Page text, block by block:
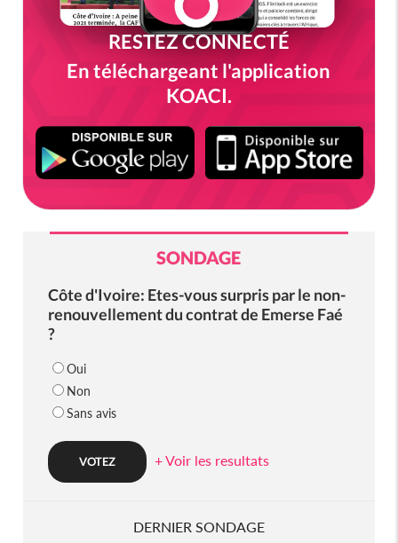
RESTEZ CONNECTÉ
En téléchargeant l'application
KOACI.
SONDAGE
Côte d'Ivoire: Etes-vous surpris par le non-
renouvellement du contrat de Emerse Faé
?
Oui
Non
Sans avis
+ Voir les resultats
DERNIER SONDAGE